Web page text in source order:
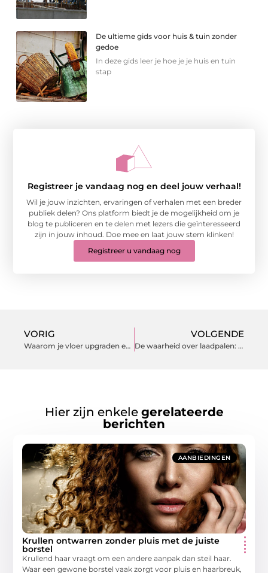
De ultieme gids voor huis & tuin zonder
gedoe
In deze gids leer je hoe je je huis en tuin
stap
Registreer je vandaag nog en deel jouw verhaal!
Wil je jouw inzichten, ervaringen of verhalen met een breder
publiek delen? Ons platform biedt je de mogelijkheid om je
blog te publiceren en te delen met lezers die geïnteresseerd
zijn in jouw inhoud. Doe mee en laat jouw stem klinken!
Registreer u vandaag nog
VORIG
Waarom je vloer upgraden een slim idee is
VOLGENDE
De waarheid over laadpalen: mythes en feiten ontmaskerd
Hier zijn enkele gerelateerde
berichten
AANBIEDINGEN
Krullen ontwarren zonder pluis met de juiste
borstel
Krullend haar vraagt om een andere aanpak dan steil haar.
Waar een gewone borstel vaak zorgt voor pluis en haarbreuk,